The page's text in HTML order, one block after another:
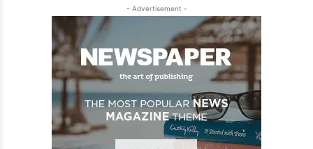
- Advertisement -